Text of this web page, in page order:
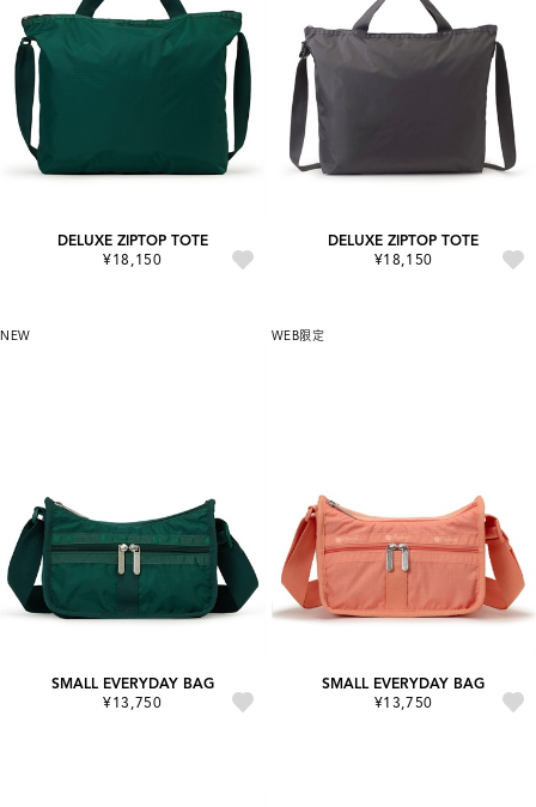
DELUXE ZIPTOP TOTE
¥18,150
DELUXE ZIPTOP TOTE
¥18,150
NEW
SMALL EVERYDAY BAG
¥13,750
WEB限定
SMALL EVERYDAY BAG
¥13,750